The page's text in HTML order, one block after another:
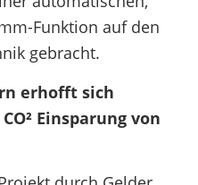
Funktion auf den
gebracht.
erhofft sich
Einsparung von